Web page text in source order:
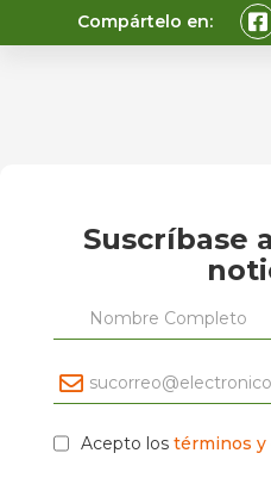
Compártelo en:
Suscríbase
Acepto los términos y